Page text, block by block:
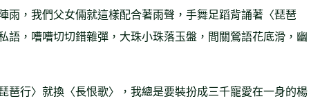
雨，我們父女倆就這樣配合著雨聲，手舞足蹈背誦著〈琵琶
語，嘈嘈切切錯雜彈，大珠小珠落玉盤，間關鶯語花底滑，幽
琶行〉就換〈長恨歌〉，我總是要裝扮成三千寵愛在一身的楊